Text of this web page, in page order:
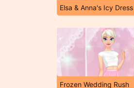
Elsa & Anna's Icy
Frozen Wedding Rush